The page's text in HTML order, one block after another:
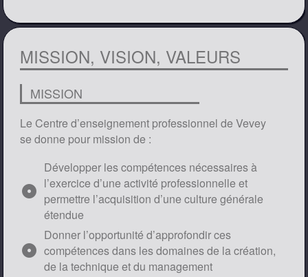
MISSION, VISION, VALEURS
MISSION
Le Centre d’enseignement professionnel de Vevey
se donne pour mission de :
adjust
Développer les compétences nécessaires à
l’exercice d’une activité professionnelle et
permettre l’acquisition d’une culture générale
étendue
adjust
Donner l’opportunité d’approfondir ces
compétences dans les domaines de la création,
de la technique et du management